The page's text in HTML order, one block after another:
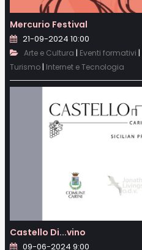
Mercurio Festival
21-09-2024 10:00
Arte e Cultura | Eventi formativi |
Turismo | Internet e Tecnologia
Castello Di...vino
09-06-2024 9:00